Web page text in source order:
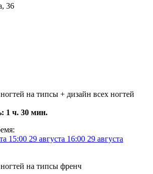
36
на типсы + дизайн всех ногтей
1 ч. 30 мин.
15:00 29 августа 16:00 29 августа
на типсы френч